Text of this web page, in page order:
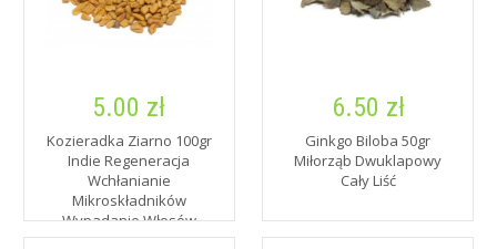
5.00 zł
Kozieradka Ziarno 100gr
Indie Regeneracja
Wchłanianie
Mikroskładników
Wypadanie Włosów
6.50 zł
Ginkgo Biloba 50gr
Miłorząb Dwuklapowy
Cały Liść